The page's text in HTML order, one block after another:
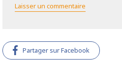
Laisser un commentaire
Partager sur Facebook